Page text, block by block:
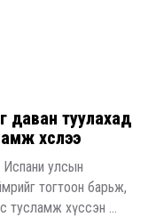
даван туулахад
хүслээ
Испани улсын
тогтоон барьж,
тусламж хүссэн ...